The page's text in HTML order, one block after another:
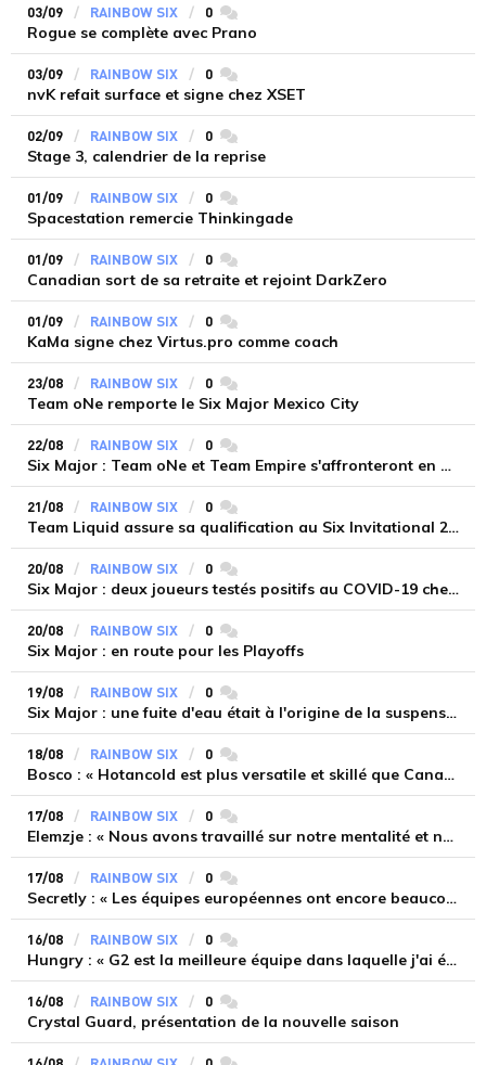
03/09 RAINBOW SIX 0 commentaires
Rogue se complète avec Prano
03/09 RAINBOW SIX 0 commentaires
nvK refait surface et signe chez XSET
02/09 RAINBOW SIX 0 commentaires
Stage 3, calendrier de la reprise
01/09 RAINBOW SIX 0 commentaires
Spacestation remercie Thinkingade
01/09 RAINBOW SIX 0 commentaires
Canadian sort de sa retraite et rejoint DarkZero
01/09 RAINBOW SIX 0 commentaires
KaMa signe chez Virtus.pro comme coach
23/08 RAINBOW SIX 0 commentaires
Team oNe remporte le Six Major Mexico City
22/08 RAINBOW SIX 0 commentaires
Six Major : Team oNe et Team Empire s'affronteront en grande finale
21/08 RAINBOW SIX 0 commentaires
Team Liquid assure sa qualification au Six Invitational 2022
20/08 RAINBOW SIX 0 commentaires
Six Major : deux joueurs testés positifs au COVID-19 chez DarkZero Esports
20/08 RAINBOW SIX 0 commentaires
Six Major : en route pour les Playoffs
19/08 RAINBOW SIX 0 commentaires
Six Major : une fuite d'eau était à l'origine de la suspension du tournoi et de l'évacuation du main stage
18/08 RAINBOW SIX 0 commentaires
Bosco : « Hotancold est plus versatile et skillé que Canadian »
17/08 RAINBOW SIX 0 commentaires
Elemzje : « Nous avons travaillé sur notre mentalité et notre attitude in-game »
17/08 RAINBOW SIX 0 commentaires
Secretly : « Les équipes européennes ont encore beaucoup de choses à prouver »
16/08 RAINBOW SIX 0 commentaires
Hungry : « G2 est la meilleure équipe dans laquelle j'ai été »
16/08 RAINBOW SIX 0 commentaires
Crystal Guard, présentation de la nouvelle saison